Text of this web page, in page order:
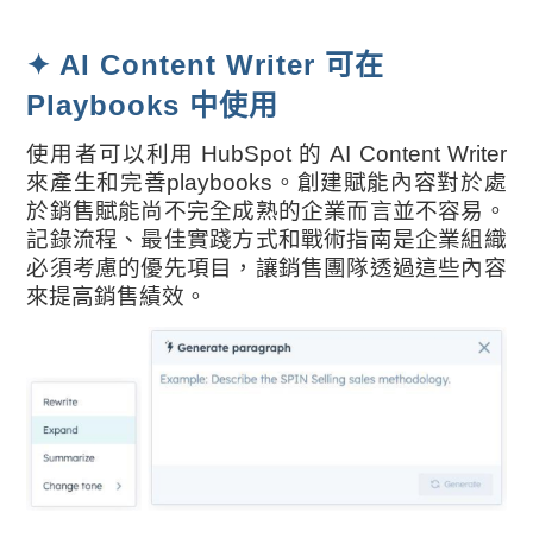
✦ AI Content Writer 可在
Playbooks 中使用
使用者可以利用 HubSpot 的 AI Content Writer
來產生和完善playbooks。創建賦能內容對於處
於銷售賦能尚不完全成熟的企業而言並不容易。
記錄流程、最佳實踐方式和戰術指南是企業組織
必須考慮的優先項目，讓銷售團隊透過這些內容
來提高銷售績效。